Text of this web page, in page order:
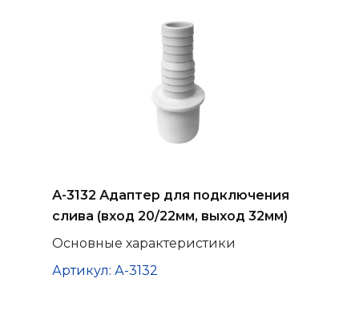
Основные характеристики
А-3132 Адаптер для подключения
слива (вход 20/22мм, выход 32мм)
Артикул: А-3132